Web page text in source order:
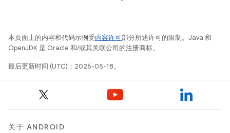
本页面上的内容和代码示例受内容许可部分所述许可的限制。Java 和
OpenJDK 是 Oracle 和/或其关联公司的注册商标。
最后更新时间 (UTC)：2026-05-18。
关于 ANDROID